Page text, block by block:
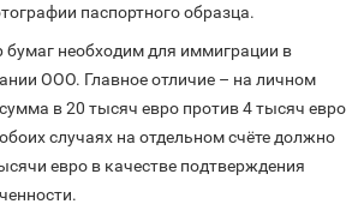
паспортного образца.
необходим для иммиграции в
OOO. Главное отличие – на личном
в 20 тысяч евро против 4 тысяч евро
случаях на отдельном счёте должно
евро в качестве подтверждения